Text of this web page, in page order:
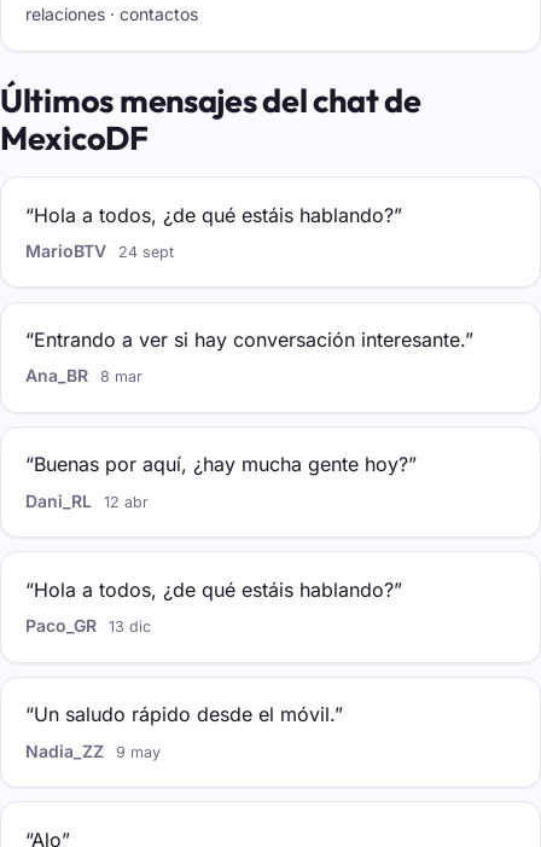
relaciones · contactos
Últimos mensajes del chat de
MexicoDF
“Hola a todos, ¿de qué estáis hablando?”
MarioBTV 24 sept
“Entrando a ver si hay conversación interesante.”
Ana_BR 8 mar
“Buenas por aquí, ¿hay mucha gente hoy?”
Dani_RL 12 abr
“Hola a todos, ¿de qué estáis hablando?”
Paco_GR 13 dic
“Un saludo rápido desde el móvil.”
Nadia_ZZ 9 may
“Alo”